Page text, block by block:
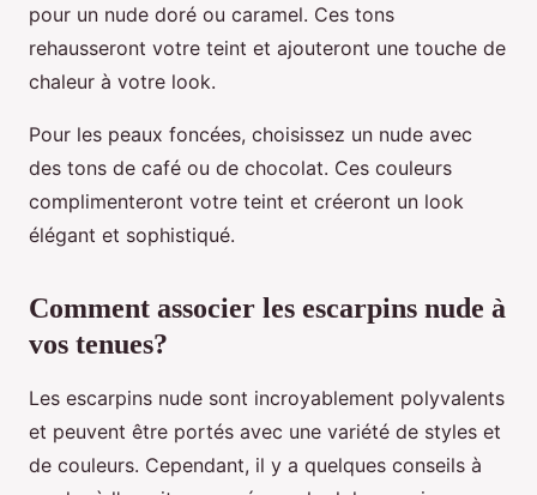
pour un nude doré ou caramel. Ces tons
rehausseront votre teint et ajouteront une touche de
chaleur à votre look.
Pour les peaux foncées, choisissez un nude avec
des tons de café ou de chocolat. Ces couleurs
complimenteront votre teint et créeront un look
élégant et sophistiqué.
Comment associer les escarpins nude à
vos tenues?
Les escarpins nude sont incroyablement polyvalents
et peuvent être portés avec une variété de styles et
de couleurs. Cependant, il y a quelques conseils à